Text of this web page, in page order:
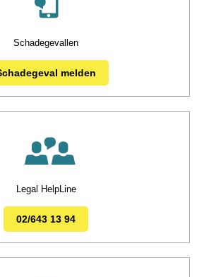
Schadegevallen
melden
Legal HelpLine
02/643 13 94